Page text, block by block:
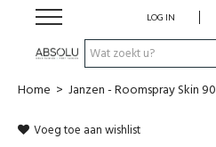
LOG IN
Webshop Dames
Home > Janzen - Roomspray Skin 90
Voeg toe aan wishlist